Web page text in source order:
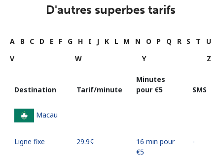
D'autres superbes tarifs
A B C D E F G H I J K L M N O P Q R S T
U
V
W Y Z
Destination Tarif/minute
Minutes
pour ⁦€5⁩
SMS
Macau
Ligne fixe ⁦29.9¢⁩
16 min pour
⁦€5⁩
-